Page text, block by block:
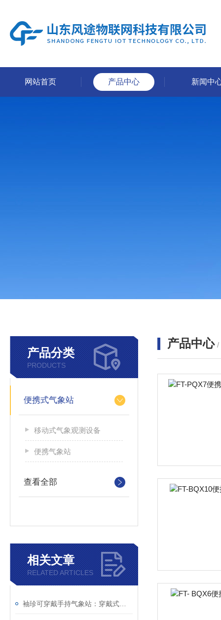
网站首页 产品中心 新闻中
产品分类
PRODUCTS
便携式气象站
移动式气象观测设备
便携气象站
查看全部
相关文章
RELATED ARTICLES
产品中心 /